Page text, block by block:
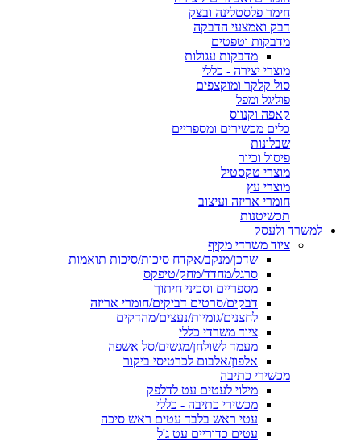
חימר פלסטלינה ובצק
דבק ואמצעי הדבקה
מדבקות וטפטים
מדבקות עגולות
מוצרי יצירה - כללי
סול קלקר ומוקצפים
פוליגל ומפל
קאפה וקנווס
כלים מכשירים ומספריים
שבלונות
פיסול וכיור
מוצרי טקסטיל
מוצרי עץ
חומרי אריזה ועיצוב
תכשיטנות
למשרד ולעסק
ציוד משרדי מקיף
שדכן/מנקב/אקדח סיכות/סיכות תואמות
סרגל/מחדד/מחק/טיפקס
מספריים וסכיני חיתוך
דבקים/סרטים דביקים/חומרי אריזה
לחצנים/גומיות/נעצים/מהדקים
ציוד משרדי כללי
מעמד לשולחן/מגשים/סל אשפה
אלפון/אלבום לכרטיסי ביקור
מכשירי כתיבה
מילוי לעטים עט לדלפק
מכשירי כתיבה - כללי
עטי ראש בלבד עטים ראש סיכה
עטים כדוריים עט ג'ל